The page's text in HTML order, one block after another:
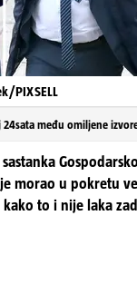
PIXSELL
24sata među omiljene
morao u pokretu
to i nije laka